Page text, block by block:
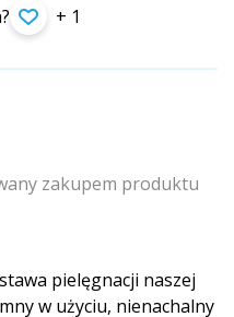
+ 1
zakupem produktu
pielęgnacji naszej
w użyciu, nienachalny